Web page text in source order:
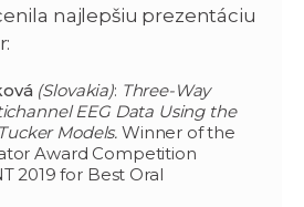
najlepšiu prezentáciu
(Slovakia): Three-Way
EEG Data Using the
Models. Winner of the
Award Competition
2019 for Best Oral